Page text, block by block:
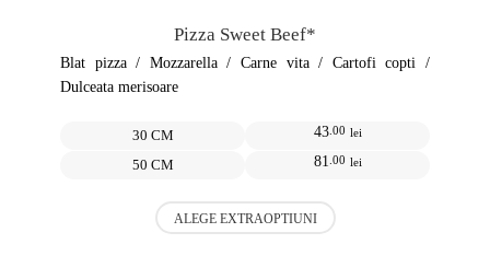
alese
în
Pizza Sweet Beef*
Blat pizza / Mozzarella / Carne vita / Cartofi copti /
Dulceata merisoare
30 CM 43.00 lei
50 CM 81 .00 lei
Acest
produs
ALEGE EXTRAOPTIUNI